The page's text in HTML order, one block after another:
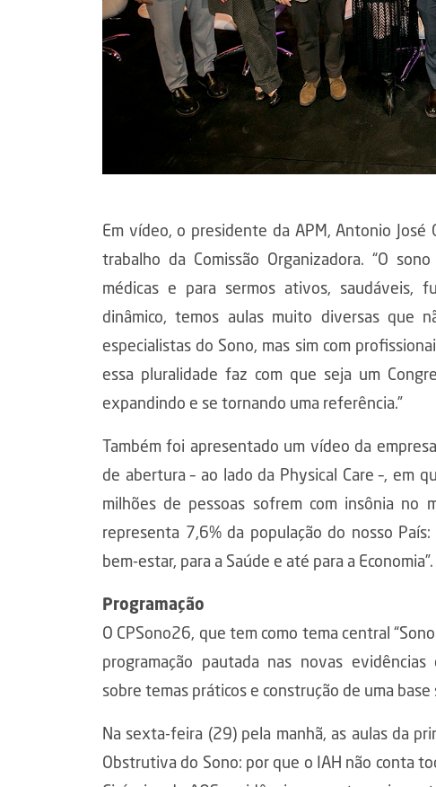
Em vídeo, o presidente da APM, Antonio
trabalho da Comissão Organizadora. “O
médicas e para sermos ativos, saudáveis,
dinâmico, temos aulas muito diversas que
especialistas do Sono, mas sim com
essa pluralidade faz com que seja um
expandindo e se tornando uma referência.”
Também foi apresentado um vídeo da
de abertura – ao lado da Physical Care –, em
milhões de pessoas sofrem com insônia no
representa 7,6% da população do nosso
bem-estar, para a Saúde e até para a Economia”.
Programação
O CPSono26, que tem como tema central
programação pautada nas novas
sobre temas práticos e construção de uma
Na sexta-feira (29) pela manhã, as aulas da
Obstrutiva do Sono: por que o IAH não conta